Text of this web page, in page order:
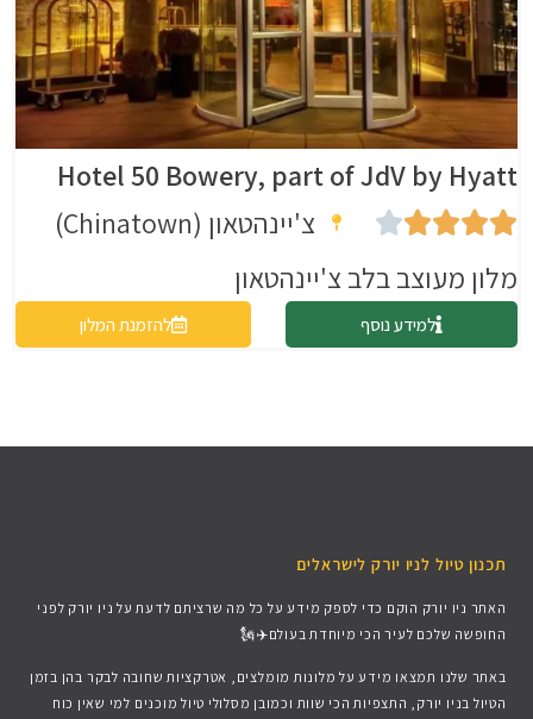
Hotel 50 Bowery, part of JdV by Hyatt





צ'יינהטאון (Chinatown)
מלון מעוצב בלב צ'יינהטאון
למידע נוסף להזמנת המלון
תכנון טיול לניו יורק לישראלים
האתר ניו יורק הוקם כדי לספק מידע על כל מה שרציתם לדעת על ניו יורק לפני
החופשה שלכם לעיר הכי מיוחדת בעולם✈️🗽
באתר שלנו תמצאו מידע על מלונות מומלצים, אטרקציות שחובה לבקר בהן בזמן
הטיול בניו יורק, התצפיות הכי שוות וכמובן מסלולי טיול מוכנים למי שאין כוח